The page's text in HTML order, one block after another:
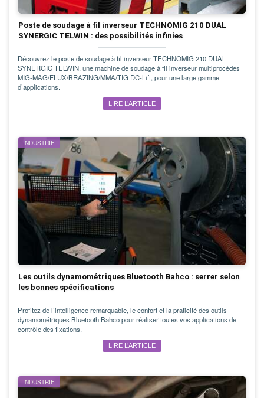
Poste de soudage à fil inverseur TECHNOMIG 210 DUAL
SYNERGIC TELWIN : des possibilités infinies
Découvrez le poste de soudage à fil inverseur TECHNOMIG 210 DUAL
SYNERGIC TELWIN, une machine de soudage à fil inverseur multiprocédés
MIG-MAG/FLUX/BRAZING/MMA/TIG DC-Lift, pour une large gamme
d’applications.
LIRE L’ARTICLE
INDUSTRIE
Les outils dynamométriques Bluetooth Bahco : serrer selon
les bonnes spécifications
Profitez de l’intelligence remarquable, le confort et la praticité des outils
dynamométriques Bluetooth Bahco pour réaliser toutes vos applications de
contrôle des fixations.
LIRE L’ARTICLE
INDUSTRIE